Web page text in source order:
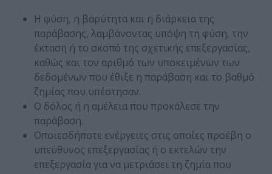
Η φύση, η βαρύτητα και η διάρκεια της
παράβασης, λαμβάνοντας υπόψη τη φύση, την
έκταση ή το σκοπό της σχετικής επεξεργασίας,
καθώς και τον αριθμό των υποκειμένων των
δεδομένων που έθιξε η παράβαση και το βαθμό
ζημίας που υπέστησαν.
Ο δόλος ή η αμέλεια που προκάλεσε την
παράβαση.
Οποιεσδήποτε ενέργειες στις οποίες προέβη ο
υπεύθυνος επεξεργασίας ή ο εκτελών την
επεξεργασία για να μετριάσει τη ζημία που